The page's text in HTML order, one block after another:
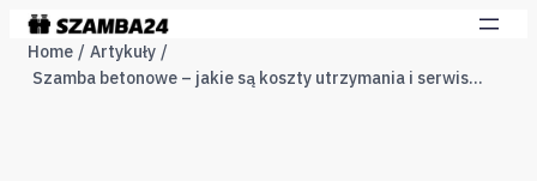
Home
Artykuły
Szamba betonowe – jakie są koszty utrzymania i serwisowania?